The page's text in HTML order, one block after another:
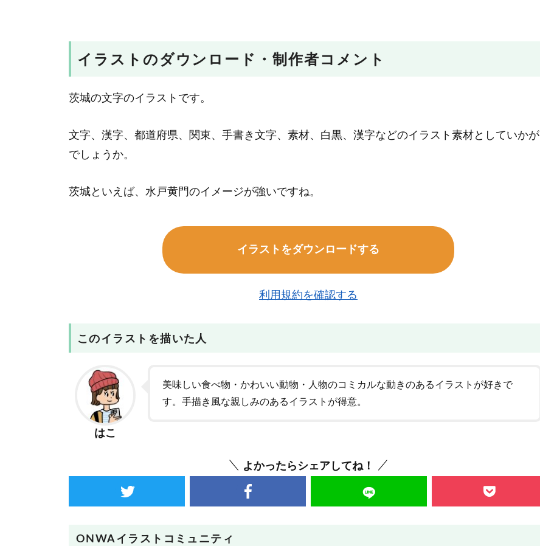
イラストのダウンロード・制作者コメント
茨城の文字のイラストです。
文字、漢字、都道府県、関東、手書き文字、素材、白黒、漢字などのイラスト素材としていかが
でしょうか。
茨城といえば、水戸黄門のイメージが強いですね。
イラストをダウンロードする
利用規約を確認する
このイラストを描いた人
はこ
美味しい食べ物・かわいい動物・人物のコミカルな動きのあるイラストが好きで
す。手描き風な親しみのあるイラストが得意。
よかったらシェアしてね！
ONWAイラストコミュニティ